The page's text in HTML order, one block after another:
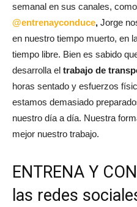
semanal en sus canales,
@entrenayconduce, Jorge
en nuestro tiempo muerto, en
tiempo libre. Bien es sabido
desarrolla el trabajo de
horas sentado y esfuerzos
estamos demasiado
nuestro día a día. Nuestra
mejor nuestro trabajo.
ENTRENA Y
las redes